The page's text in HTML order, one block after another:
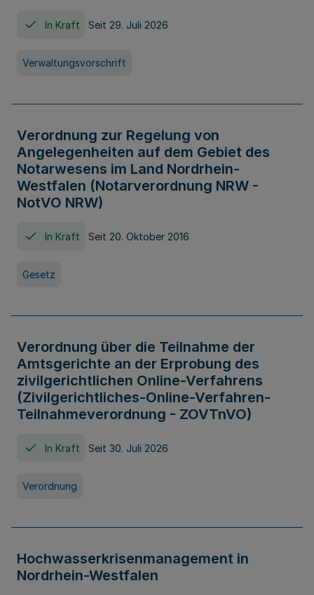
In Kraft Seit 29. Juli 2026
Verwaltungsvorschrift
Verordnung zur Regelung von
Angelegenheiten auf dem Gebiet des
Notarwesens im Land Nordrhein-
Westfalen (Notarverordnung NRW -
NotVO NRW)
In Kraft Seit 20. Oktober 2016
Gesetz
Verordnung über die Teilnahme der
Amtsgerichte an der Erprobung des
zivilgerichtlichen Online-Verfahrens
(Zivilgerichtliches-Online-Verfahren-
Teilnahmeverordnung - ZOVTnVO)
In Kraft Seit 30. Juli 2026
Verordnung
Hochwasserkrisenmanagement in
Nordrhein-Westfalen